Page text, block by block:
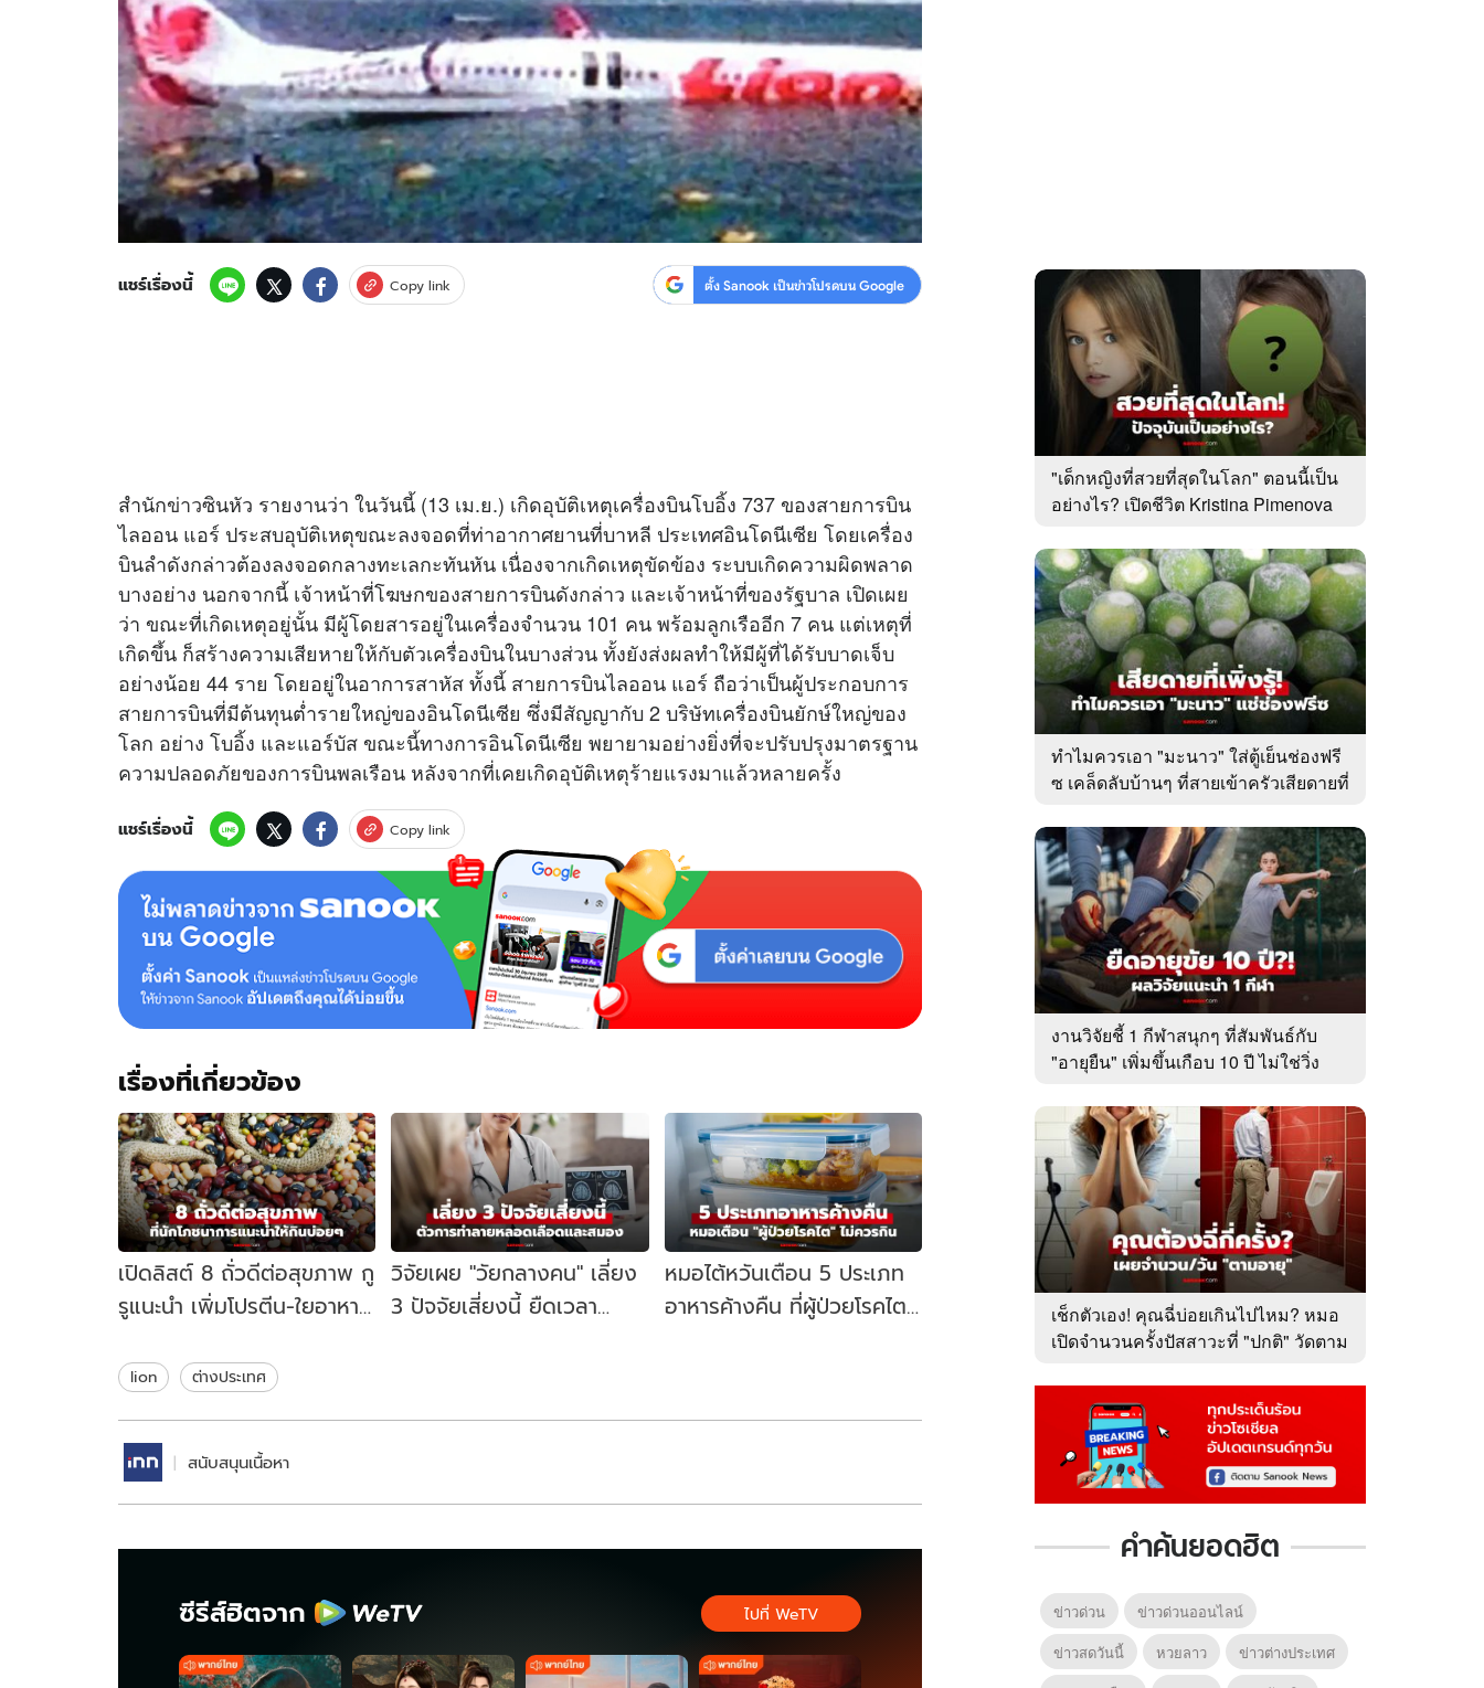
สงวนลิขสิทธิ์ ©2569 บริษัท อิมเมจ ฟิวเจอร์ (ประเทศไทย) จำกัด
แชร์เรื่องนี้ Copy link ตั้ง Sanook เป็นข่าวโปรดบน Google
สำนักข่าวซินหัว รายงานว่า ในวันนี้ (13 เม.ย.) เกิดอุบัติเหตุเครื่องบินโบอิ้ง 737 ของสายการบิน
ไลออน แอร์ ประสบอุบัติเหตุขณะลงจอดที่ท่าอากาศยานที่บาหลี ประเทศอินโดนีเซีย โดยเครื่อง
บินลำดังกล่าวต้องลงจอดกลางทะเลกะทันหัน เนื่องจากเกิดเหตุขัดข้อง ระบบเกิดความผิดพลาด
บางอย่าง นอกจากนี้ เจ้าหน้าที่โฆษกของสายการบินดังกล่าว และเจ้าหน้าที่ของรัฐบาล เปิดเผย
ว่า ขณะที่เกิดเหตุอยู่นั้น มีผู้โดยสารอยู่ในเครื่องจำนวน 101 คน พร้อมลูกเรืออีก 7 คน แต่เหตุที่
เกิดขึ้น ก็สร้างความเสียหายให้กับตัวเครื่องบินในบางส่วน ทั้งยังส่งผลทำให้มีผู้ที่ได้รับบาดเจ็บ
อย่างน้อย 44 ราย โดยอยู่ในอาการสาหัส ทั้งนี้ สายการบินไลออน แอร์ ถือว่าเป็นผู้ประกอบการ
สายการบินที่มีต้นทุนต่ำรายใหญ่ของอินโดนีเซีย ซึ่งมีสัญญากับ 2 บริษัทเครื่องบินยักษ์ใหญ่ของ
โลก อย่าง โบอิ้ง และแอร์บัส ขณะนี้ทางการอินโดนีเซีย พยายามอย่างยิ่งที่จะปรับปรุงมาตรฐาน
ความปลอดภัยของการบินพลเรือน หลังจากที่เคยเกิดอุบัติเหตุร้ายแรงมาแล้วหลายครั้ง
แชร์เรื่องนี้ Copy link
เรื่องที่เกี่ยวข้อง
เปิดลิสต์ 8 ถั่วดีต่อสุขภาพ กู
รูแนะนำ เพิ่มโปรตีน-ใยอาหาร
วิจัยเผย "วัยกลางคน" เลี่ยง
3 ปัจจัยเสี่ยงนี้ ยืดเวลา
หมอไต้หวันเตือน 5 ประเภท
อาหารค้างคืน ที่ผู้ป่วยโรคไต
lion ต่างประเทศ
สนับสนุนเนื้อหา
ซีรีส์ฮิตจาก ไปที่ WeTV
"เด็กหญิงที่สวยที่สุดในโลก" ตอนนี้เป็น
อย่างไร? เปิดชีวิต Kristina Pimenova
ทำไมควรเอา "มะนาว" ใส่ตู้เย็นช่องฟรี
ซ เคล็ดลับบ้านๆ ที่สายเข้าครัวเสียดายที่
งานวิจัยชี้ 1 กีฬาสนุกๆ ที่สัมพันธ์กับ
"อายุยืน" เพิ่มขึ้นเกือบ 10 ปี ไม่ใช่วิ่ง
เช็กตัวเอง! คุณฉี่บ่อยเกินไปไหม? หมอ
เปิดจำนวนครั้งปัสสาวะที่ "ปกติ" วัดตาม
คำค้นยอดฮิต
ข่าวด่วน
ข่าวด่วนออนไลน์
ข่าวสดวันนี้
หวยลาว
ข่าวต่างประเทศ